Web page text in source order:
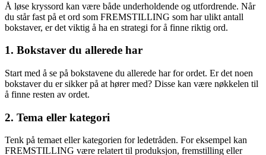
Å løse kryssord kan være både underholdende og utfordrende. Når
du står fast på et ord som FREMSTILLING som har ulikt antall
bokstaver, er det viktig å ha en strategi for å finne riktig ord.
1. Bokstaver du allerede har
Start med å se på bokstavene du allerede har for ordet. Er det noen
bokstaver du er sikker på at hører med? Disse kan være nøkkelen til
å finne resten av ordet.
2. Tema eller kategori
Tenk på temaet eller kategorien for ledetråden. For eksempel kan
FREMSTILLING være relatert til produksjon, fremstilling eller